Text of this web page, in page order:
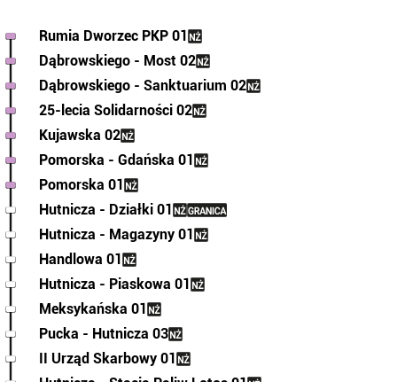
Rumia Dworzec PKP 01
Dąbrowskiego - Most 02
Dąbrowskiego - Sanktuarium 02
25-lecia Solidarności 02
Kujawska 02
Pomorska - Gdańska 01
Pomorska 01
Hutnicza - Działki 01
Hutnicza - Magazyny 01
Handlowa 01
Hutnicza - Piaskowa 01
Meksykańska 01
Pucka - Hutnicza 03
II Urząd Skarbowy 01